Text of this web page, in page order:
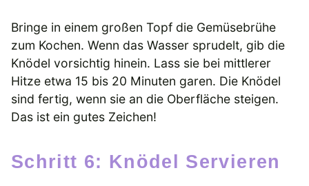
Bringe in einem großen Topf die Gemüsebrühe
zum Kochen. Wenn das Wasser sprudelt, gib die
Knödel vorsichtig hinein. Lass sie bei mittlerer
Hitze etwa 15 bis 20 Minuten garen. Die Knödel
sind fertig, wenn sie an die Oberfläche steigen.
Das ist ein gutes Zeichen!
Schritt 6: Knödel Servieren